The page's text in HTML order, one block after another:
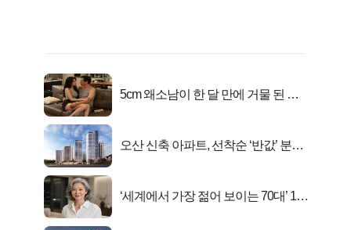
5cm 왜소남이 한 달 만에 거물 된 사
오산 신축 아파트, 선착순 ‘반값’ 분양
‘세계에서 가장 젊어 보이는 70대’ 1위